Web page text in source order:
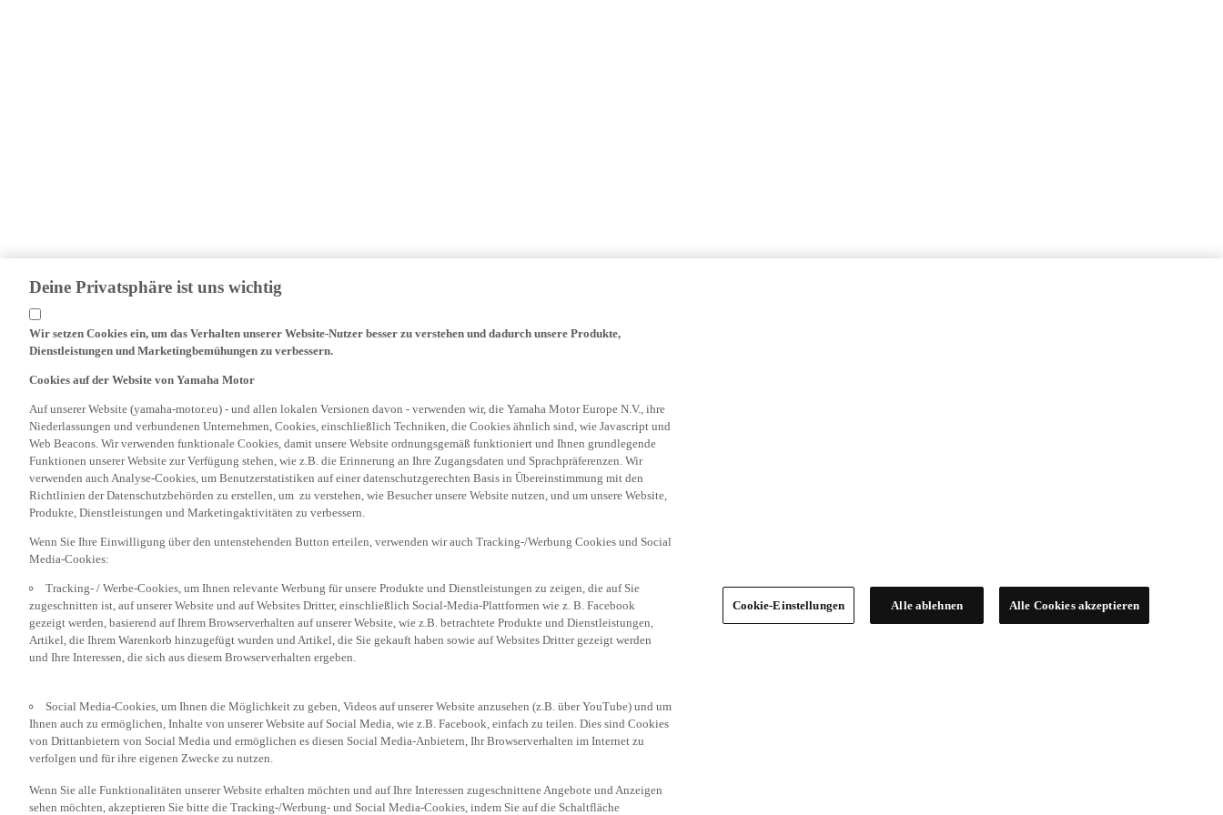
Wir setzen Cookies ein, um das Verhalten unserer Website-Nutzer besser zu verstehen und dadurch unsere Produkte,
Dienstleistungen und Marketingbemühungen zu verbessern.
Niederlassungen und verbundenen Unternehmen, Cookies, einschließlich Techniken, die Cookies ähnlich sind, wie Javascript und
Web Beacons. Wir verwenden funktionale Cookies, damit unsere Website ordnungsgemäß funktioniert und Ihnen grundlegende
Funktionen unserer Website zur Verfügung stehen, wie z.B. die Erinnerung an Ihre Zugangsdaten und Sprachpräferenzen. Wir
verwenden auch Analyse-Cookies, um Benutzerstatistiken auf einer datenschutzgerechten Basis in Übereinstimmung mit den
Richtlinien der Datenschutzbehörden zu erstellen, um zu verstehen, wie Besucher unsere Website nutzen, und um unsere Website,
Produkte, Dienstleistungen und Marketingaktivitäten zu verbessern.
Media-Cookies:
zugeschnitten ist, auf unserer Website und auf Websites Dritter, einschließlich Social-Media-Plattformen wie z. B. Facebook
gezeigt werden, basierend auf Ihrem Browserverhalten auf unserer Website, wie z.B. betrachtete Produkte und Dienstleistungen,
Artikel, die Ihrem Warenkorb hinzugefügt wurden und Artikel, die Sie gekauft haben sowie auf Websites Dritter gezeigt werden
und Ihre Interessen, die sich aus diesem Browserverhalten ergeben.
Ihnen auch zu ermöglichen, Inhalte von unserer Website auf Social Media, wie z.B. Facebook, einfach zu teilen. Dies sind Cookies
von Drittanbietern von Social Media und ermöglichen es diesen Social Media-Anbietern, Ihr Browserverhalten im Internet zu
verfolgen und für ihre eigenen Zwecke zu nutzen.
sehen möchten, akzeptieren Sie bitte die Tracking-/Werbung- und Social Media-Cookies, indem Sie auf die Schaltfläche
„Akzeptieren“ klicken. Wenn Sie diese Cookies nicht oder nur bestimmte Kategorien von Cookies (z.B. nur die Social Media-
Cookie-Einstellungen Alle ablehnen Alle Cookies akzeptieren